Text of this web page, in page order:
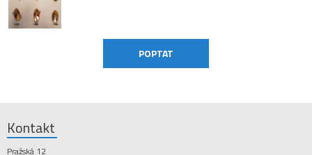
Kontakt
Pražská 12